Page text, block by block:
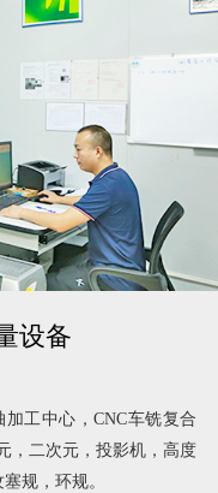
设备
工中心，CNC车铣复合
，二次元，投影机，高度
规，环规。